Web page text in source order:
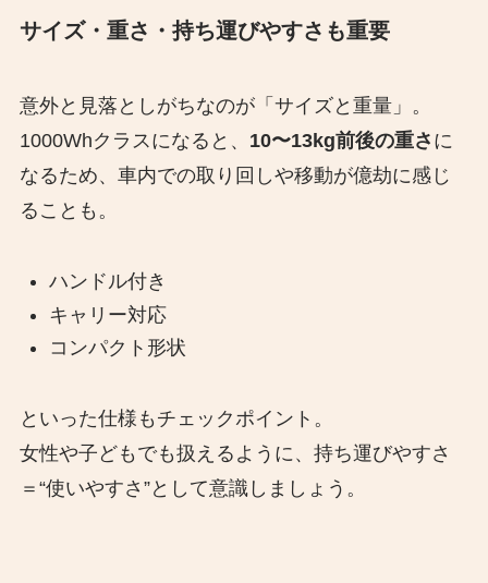
サイズ・重さ・持ち運びやすさも重要
意外と見落としがちなのが「サイズと重量」。
1000Whクラスになると、 10〜13kg前後の重さ に
なるため、車内での取り回しや移動が億劫に感じ
ることも。
ハンドル付き
キャリー対応
コンパクト形状
といった仕様もチェックポイント。
女性や子どもでも扱えるように、持ち運びやすさ
＝“使いやすさ”として意識しましょう。